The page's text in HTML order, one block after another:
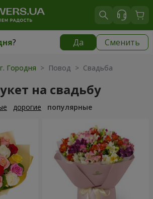
? Да Сменить
|
Городня > Повод > Свадьба
на свадьбу
дорогие популярные